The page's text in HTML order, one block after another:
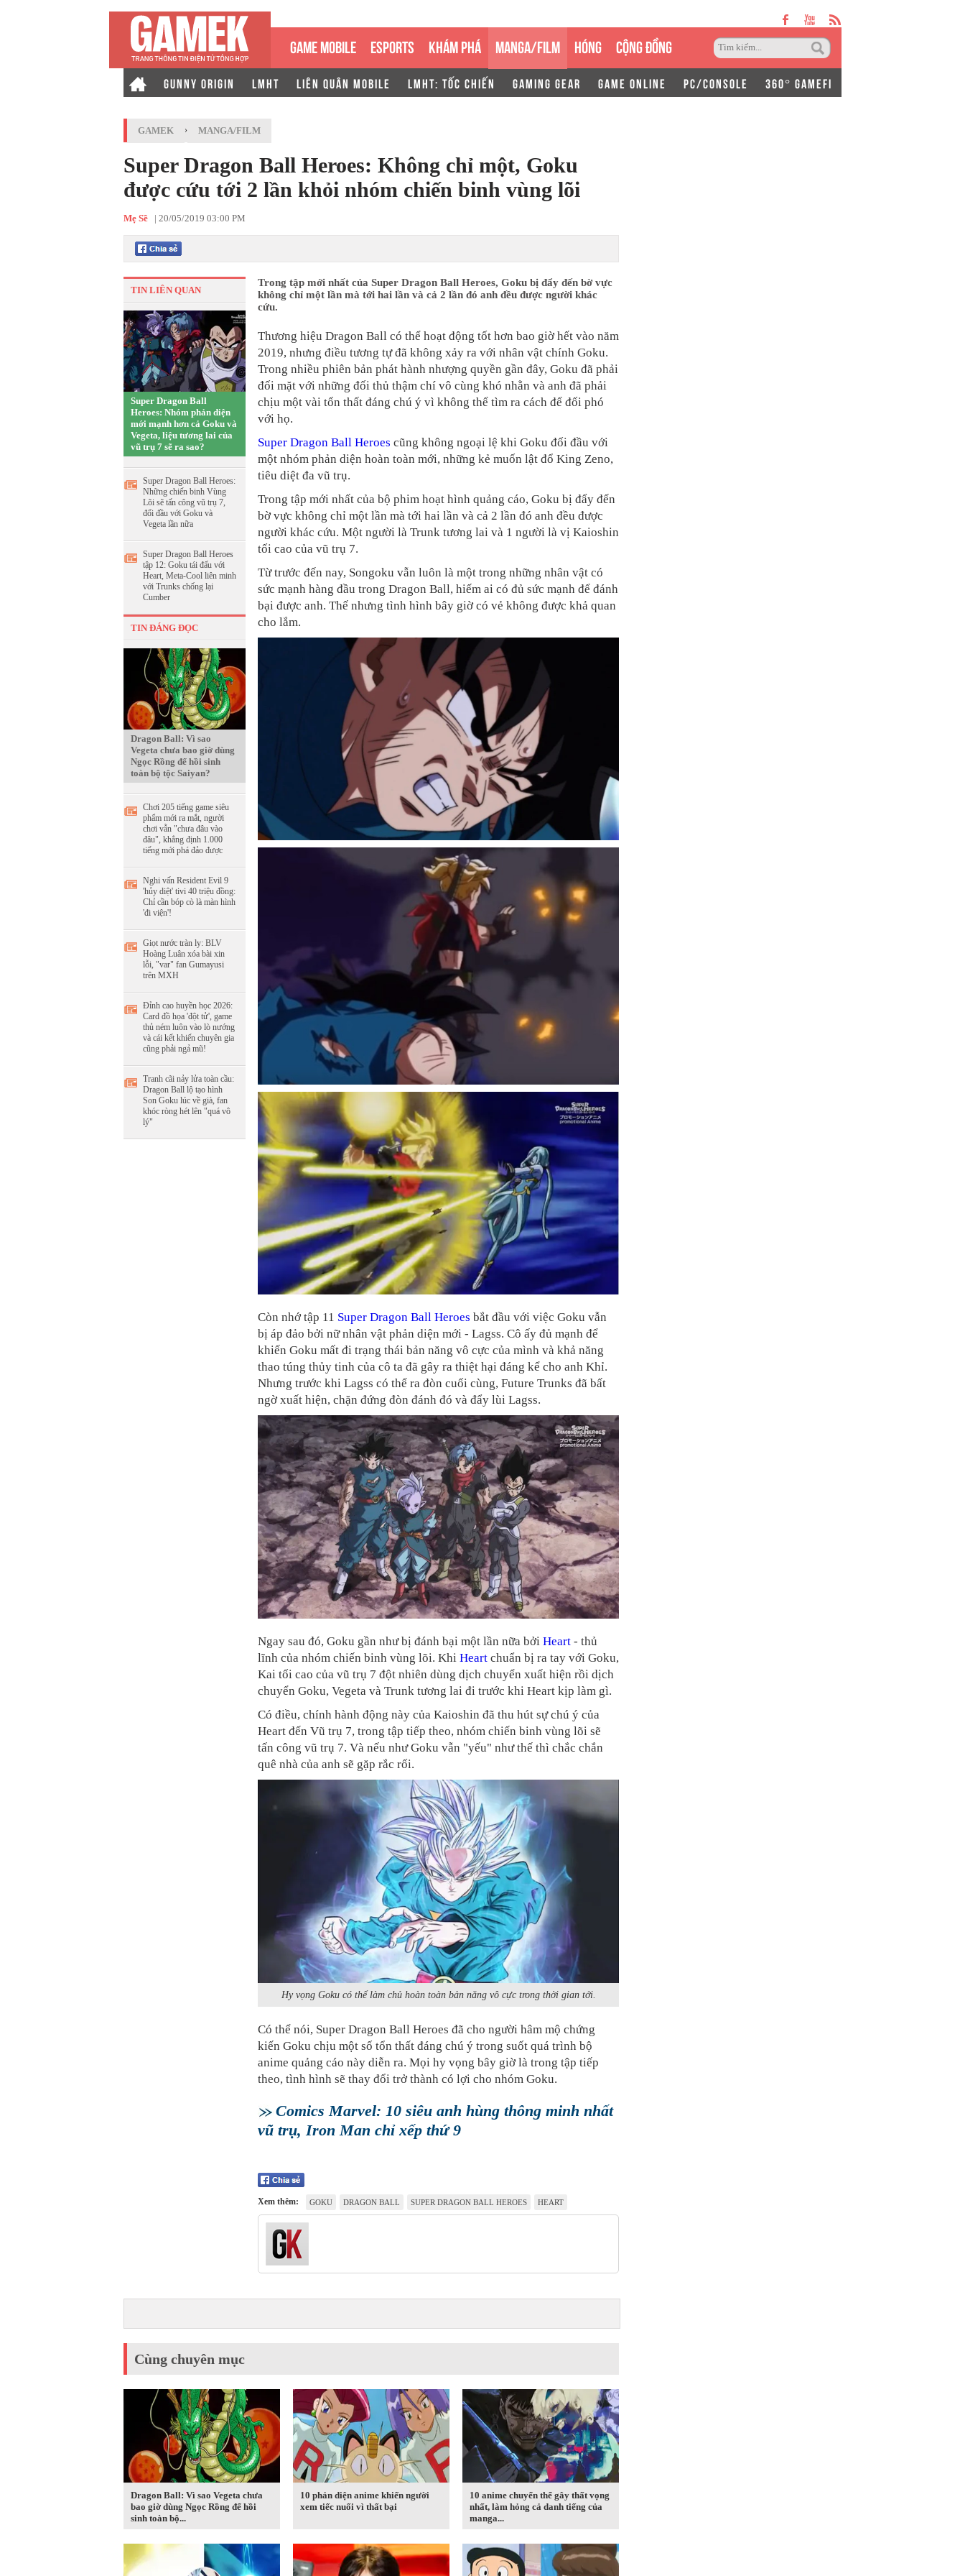
GAME MOBILE ESPORTS KHÁM PHÁ MANGA/FILM HÓNG CỘNG ĐỒNG
GUNNY ORIGIN LMHT LIÊN QUÂN MOBILE LMHT: TỐC CHIẾN GAMING GEAR GAME ONLINE PC/CONSOLE 360° GAMEFI
GAMEK › MANGA/FILM
Super Dragon Ball Heroes: Không chỉ một, Goku
được cứu tới 2 lần khỏi nhóm chiến binh vùng lõi
Mẹ Sề | 20/05/2019 03:00 PM
TIN LIÊN QUAN
Super Dragon Ball
Heroes: Nhóm phản diện
mới mạnh hơn cả Goku và
Vegeta, liệu tương lai của
vũ trụ 7 sẽ ra sao?
Super Dragon Ball Heroes:
Những chiến binh Vùng
Lõi sẽ tấn công vũ trụ 7,
đối đầu với Goku và
Vegeta lần nữa
Super Dragon Ball Heroes
tập 12: Goku tái đấu với
Heart, Meta-Cool liên minh
với Trunks chống lại
Cumber
TIN ĐÁNG ĐỌC
Dragon Ball: Vì sao
Vegeta chưa bao giờ dùng
Ngọc Rồng để hồi sinh
toàn bộ tộc Saiyan?
Chơi 205 tiếng game siêu
phẩm mới ra mắt, người
chơi vẫn "chưa đâu vào
đâu", khẳng định 1.000
tiếng mới phá đảo được
Nghi vấn Resident Evil 9
'hủy diệt' tivi 40 triệu đồng:
Chỉ cần bóp cò là màn hình
'đi viện'!
Giọt nước tràn ly: BLV
Hoàng Luân xóa bài xin
lỗi, "var" fan Gumayusi
trên MXH
Đỉnh cao huyền học 2026:
Card đồ họa 'đột tử', game
thủ ném luôn vào lò nướng
và cái kết khiến chuyên gia
cũng phải ngả mũ!
Tranh cãi nảy lửa toàn cầu:
Dragon Ball lộ tạo hình
Son Goku lúc về già, fan
khóc ròng hét lên "quá vô
lý"
Trong tập mới nhất của Super Dragon Ball Heroes, Goku bị đẩy đến bờ vực
không chỉ một lần mà tới hai lần và cả 2 lần đó anh đều được người khác
cứu.
Thương hiệu Dragon Ball có thể hoạt động tốt hơn bao giờ hết vào năm
2019, nhưng điều tương tự đã không xảy ra với nhân vật chính Goku.
Trong nhiều phiên bản phát hành nhượng quyền gần đây, Goku đã phải
đối mặt với những đối thủ thậm chí vô cùng khó nhằn và anh đã phải
chịu một vài tổn thất đáng chú ý vì không thể tìm ra cách để đối phó
với họ.
Super Dragon Ball Heroes cũng không ngoại lệ khi Goku đối đầu với
một nhóm phản diện hoàn toàn mới, những kẻ muốn lật đổ King Zeno,
tiêu diệt đa vũ trụ.
Trong tập mới nhất của bộ phim hoạt hình quảng cáo, Goku bị đẩy đến
bờ vực không chỉ một lần mà tới hai lần và cả 2 lần đó anh đều được
người khác cứu. Một người là Trunk tương lai và 1 người là vị Kaioshin
tối cao của vũ trụ 7.
Từ trước đến nay, Songoku vẫn luôn là một trong những nhân vật có
sức mạnh hàng đầu trong Dragon Ball, hiếm ai có đủ sức mạnh để đánh
bại được anh. Thế nhưng tình hình bây giờ có vẻ không được khả quan
cho lắm.
Còn nhớ tập 11 Super Dragon Ball Heroes bắt đầu với việc Goku vẫn
bị áp đảo bởi nữ nhân vật phản diện mới - Lagss. Cô ấy đủ mạnh để
khiến Goku mất đi trạng thái bản năng vô cực của mình và khả năng
thao túng thủy tinh của cô ta đã gây ra thiệt hại đáng kể cho anh Khỉ.
Nhưng trước khi Lagss có thể ra đòn cuối cùng, Future Trunks đã bất
ngờ xuất hiện, chặn đứng đòn đánh đó và đẩy lùi Lagss.
Ngay sau đó, Goku gần như bị đánh bại một lần nữa bởi Heart - thủ
lĩnh của nhóm chiến binh vùng lõi. Khi Heart chuẩn bị ra tay với Goku,
Kai tối cao của vũ trụ 7 đột nhiên dùng dịch chuyển xuất hiện rồi dịch
chuyển Goku, Vegeta và Trunk tương lai đi trước khi Heart kịp làm gì.
Có điều, chính hành động này của Kaioshin đã thu hút sự chú ý của
Heart đến Vũ trụ 7, trong tập tiếp theo, nhóm chiến binh vùng lõi sẽ
tấn công vũ trụ 7. Và nếu như Goku vẫn "yếu" như thế thì chắc chắn
quê nhà của anh sẽ gặp rắc rối.
Hy vọng Goku có thể làm chủ hoàn toàn bản năng vô cực trong thời gian tới.
Có thể nói, Super Dragon Ball Heroes đã cho người hâm mộ chứng
kiến ​​Goku chịu một số tổn thất đáng chú ý trong suốt quá trình bộ
anime quảng cáo này diễn ra. Mọi hy vọng bây giờ là trong tập tiếp
theo, tình hình sẽ thay đổi trở thành có lợi cho nhóm Goku.
Comics Marvel: 10 siêu anh hùng thông minh nhất
vũ trụ, Iron Man chỉ xếp thứ 9
Xem thêm: GOKU DRAGON BALL SUPER DRAGON BALL HEROES HEART
Cùng chuyên mục
Dragon Ball: Vì sao Vegeta chưa
bao giờ dùng Ngọc Rồng để hồi
sinh toàn bộ...
10 phản diện anime khiến người
xem tiếc nuối vì thất bại
10 anime chuyển thể gây thất vọng
nhất, làm hỏng cả danh tiếng của
manga...